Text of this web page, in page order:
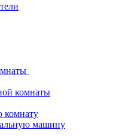
комнаты
комнату
машину